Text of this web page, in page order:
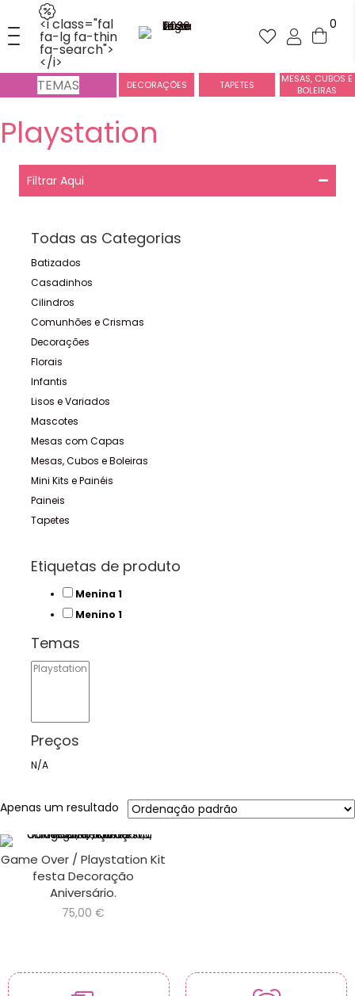
<i class="fal
fa-lg fa-thin
fa-search">
</i>
0
TEMAS DECORAÇÕES TAPETES
MESAS, CUBOS E
BOLEIRAS
Playstation
Filtrar Aqui
Todas as Categorias
Batizados
Casadinhos
Cilindros
Comunhões e Crismas
Decorações
Florais
Infantis
Lisos e Variados
Mascotes
Mesas com Capas
Mesas, Cubos e Boleiras
Mini Kits e Painéis
Paineis
Tapetes
Etiquetas de produto
Menina11
Menino 11
Temas
Preços
N/A
Apenas um resultado
Game Over / Playstation Kit
festa Decoração
Aniversário.
75,00 €